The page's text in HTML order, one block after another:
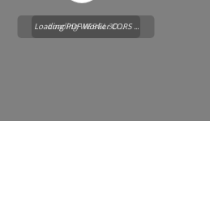
Loading WEBGL 3D ...
Loading PDF Worker CORS ...